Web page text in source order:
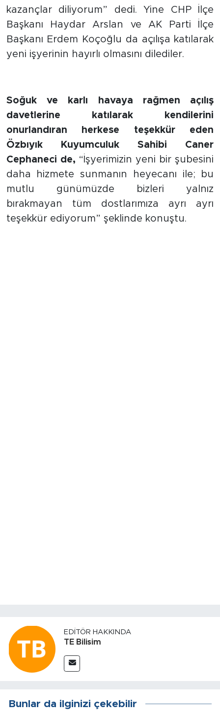
kazançlar diliyorum” dedi. Yine CHP İlçe
Başkanı Haydar Arslan ve AK Parti İlçe
Başkanı Erdem Koçoğlu da açılışa katılarak
yeni işyerinin hayırlı olmasını dilediler.
Soğuk ve karlı havaya rağmen açılış
davetlerine katılarak kendilerini
onurlandıran herkese teşekkür eden
Özbıyık Kuyumculuk Sahibi Caner
Cephaneci de, “İşyerimizin yeni bir şubesini
daha hizmete sunmanın heyecanı ile; bu
mutlu günümüzde bizleri yalnız
bırakmayan tüm dostlarımıza ayrı ayrı
teşekkür ediyorum” şeklinde konuştu.
EDITÖR HAKKINDA
TE Bilisim
Bunlar da ilginizi çekebilir